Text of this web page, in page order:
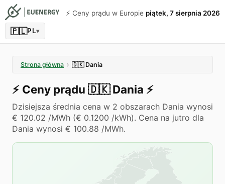
⚡️ Ceny prądu w Europie piątek, 7 sierpnia 2026
🇵🇱PL▾
Strona główna › 🇩🇰 Dania
⚡️ Ceny prądu 🇩🇰 Dania ⚡️
Dzisiejsza średnia cena w 2 obszarach Dania wynosi
€ 120.02 /MWh (€ 0.1200 /kWh). Cena na jutro dla
Dania wynosi € 100.88 /MWh.